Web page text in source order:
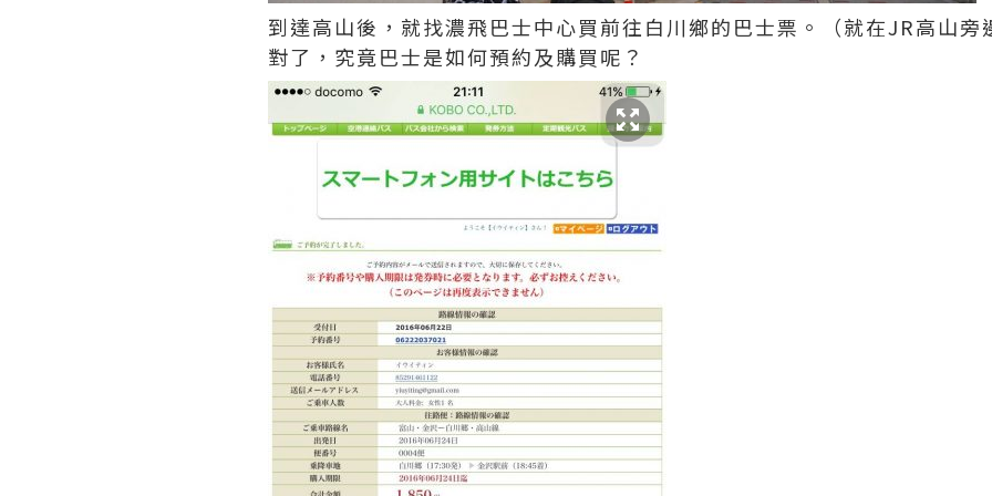
到達高山後，就找濃飛巴士中心買前往白川鄉的巴士票。（就在JR高山旁
對了，究竟巴士是如何預約及購買呢？